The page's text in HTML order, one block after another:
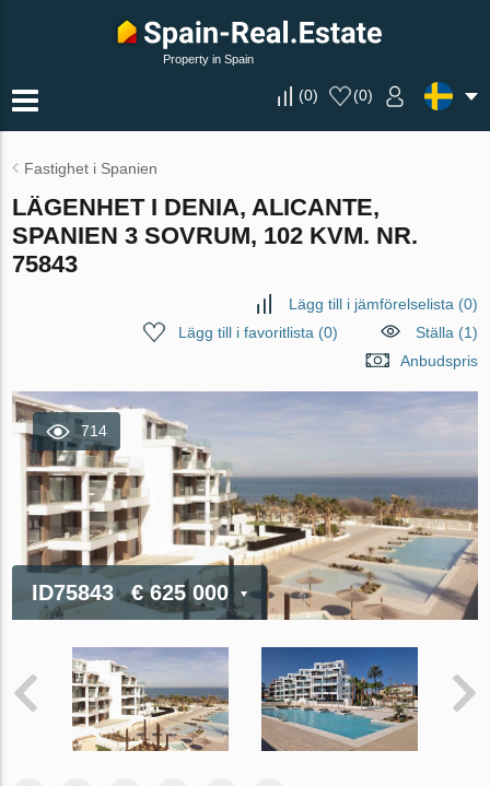
Property in Spain
(0) (0)
Fastighet i Spanien
LÄGENHET I DENIA, ALICANTE,
SPANIEN 3 SOVRUM, 102 KVM. NR.
75843
Lägg till i jämförelselista (0)
Lägg till i favoritlista (0)
Ställa (1)
Anbudspris
714
ID75843 € 625 000